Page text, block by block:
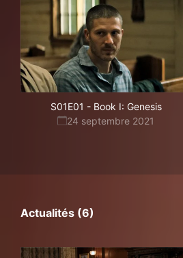
S01E01 - Book I: Genesis
24 septembre 2021
Actualités (6)